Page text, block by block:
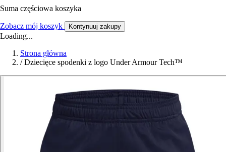
Suma częściowa koszyka
Zobacz mój koszyk Kontynuuj zakupy
Loading...
Strona główna
/ Dziecięce spodenki z logo Under Armour Tech™